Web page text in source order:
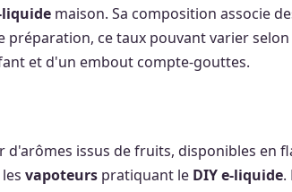
liquide maison. Sa composition associe
préparation, ce taux pouvant varier
et d'un embout compte-gouttes.
issus de fruits, disponibles en
vapoteurs pratiquant le DIY e-liquide.